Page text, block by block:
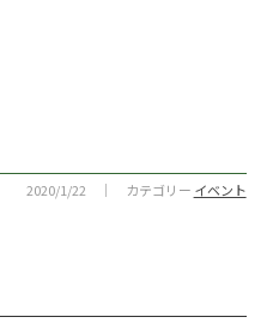
2020/1/22 ｜ カテゴリー イベント